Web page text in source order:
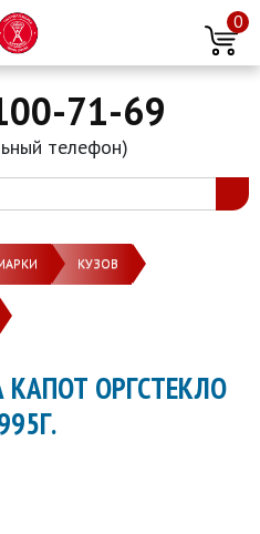
0
71-69
телефон)
КУЗОВ
КАПОТ ОРГСТЕКЛО